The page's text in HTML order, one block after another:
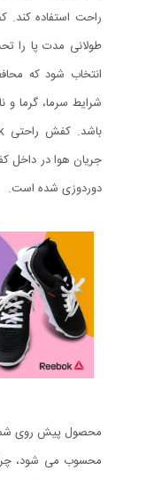
راحت استفاده کند.
طولانی مدت پا را
انتخاب شود که
شرایط سرما، گرما و
جریان هوا در
دوردوزی شده است.
محصول پیش روی
محسوب می شود، چرا